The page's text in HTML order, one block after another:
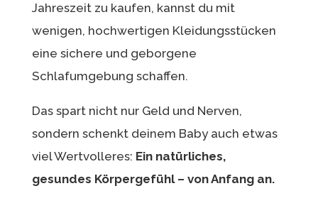
Jahreszeit zu kaufen, kannst du mit
wenigen, hochwertigen Kleidungsstücken
eine sichere und geborgene
Schlafumgebung schaffen.
Das spart nicht nur Geld und Nerven,
sondern schenkt deinem Baby auch etwas
viel Wertvolleres: Ein natürliches,
gesundes Körpergefühl – von Anfang an.